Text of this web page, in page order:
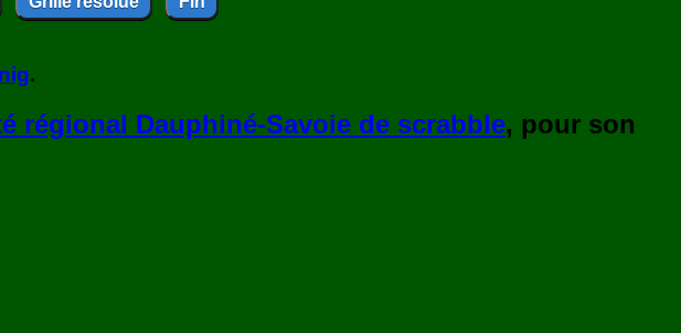
.
régional Dauphiné-Savoie de scrabble, pour son